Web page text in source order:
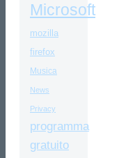
Microsoft
mozilla
firefox
Musica
News
Privacy
programma
gratuito